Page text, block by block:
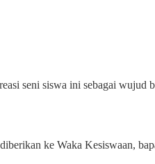
seni siswa ini sebagai wujud
ke Waka Kesiswaan,